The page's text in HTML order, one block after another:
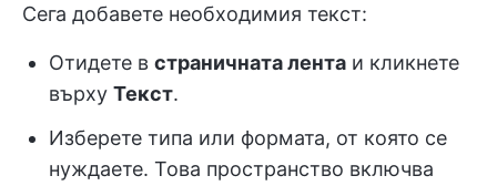
Сега добавете необходимия текст:
Отидете в страничната лента и кликнете
върху Текст.
Изберете типа или формата, от която се
нуждаете. Това пространство включва